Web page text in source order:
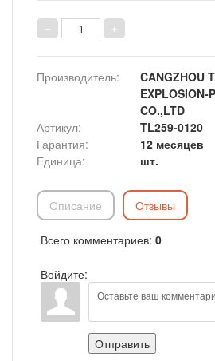
Производитель:
CANGZHOU
EXPLOSION-
CO.,LTD
Артикул:
TL259-0120
Гарантия:
12 месяцев
Единица: шт.
Описание Отзывы
Всего комментариев: 0
Войдите:
Отправить